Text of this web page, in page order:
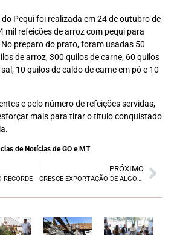
do Pequi foi realizada em 24 de outubro de
mil refeições de arroz com pequi para
preparo do prato, foram usadas 50
de arroz, 300 quilos de carne, 60 quilos
10 quilos de caldo de carne em pó e 10
e pelo número de refeições servidas,
mais para tirar o título conquistado
de Notícias de GO e MT
RECORDE
PRÓXIMO
CRESCE EXPORTAÇÃO DE ALGODÃO